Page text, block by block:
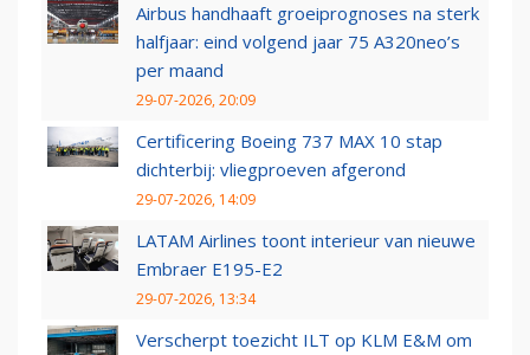
Airbus handhaaft groeiprognoses na sterk
halfjaar: eind volgend jaar 75 A320neo’s
per maand
29-07-2026, 20:09
Certificering Boeing 737 MAX 10 stap
dichterbij: vliegproeven afgerond
29-07-2026, 14:09
LATAM Airlines toont interieur van nieuwe
Embraer E195-E2
29-07-2026, 13:34
Verscherpt toezicht ILT op KLM E&M om